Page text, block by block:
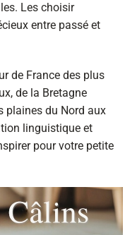
Les choisir
entre passé et
de France des plus
de la Bretagne
plaines du Nord aux
linguistique et
pour votre petite